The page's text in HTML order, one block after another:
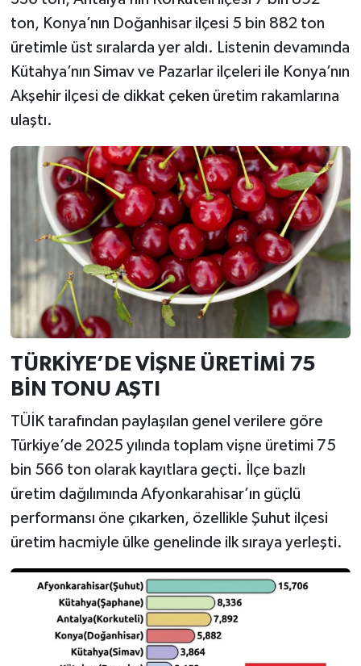
ton, Konya’nın Doğanhisar ilçesi 5 bin 882 ton
üretimle üst sıralarda yer aldı. Listenin devamında
Kütahya’nın Simav ve Pazarlar ilçeleri ile Konya’nın
Akşehir ilçesi de dikkat çeken üretim rakamlarına
ulaştı.
TÜRKİYE’DE VİŞNE ÜRETİMİ 75
BİN TONU AŞTI
TÜİK tarafından paylaşılan genel verilere göre
Türkiye’de 2025 yılında toplam vişne üretimi 75
bin 566 ton olarak kayıtlara geçti. İlçe bazlı
üretim dağılımında Afyonkarahisar’ın güçlü
performansı öne çıkarken, özellikle Şuhut ilçesi
üretim hacmiyle ülke genelinde ilk sıraya yerleşti.